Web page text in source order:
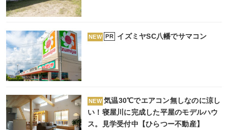
NEW PR イズミヤSC八幡でサマコン
NEW 気温30℃でエアコン無しなのに涼し
い！寝屋川に完成した平屋のモデルハウ
ス。見学受付中【ひらつー不動産】